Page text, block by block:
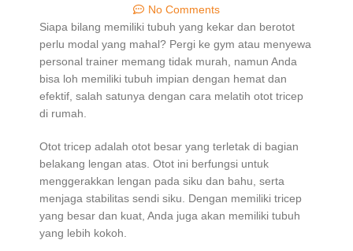
No Comments
Siapa bilang memiliki tubuh yang kekar dan berotot
perlu modal yang mahal? Pergi ke gym atau menyewa
personal trainer memang tidak murah, namun Anda
bisa loh memiliki tubuh impian dengan hemat dan
efektif, salah satunya dengan cara melatih otot tricep
di rumah.
Otot tricep adalah otot besar yang terletak di bagian
belakang lengan atas. Otot ini berfungsi untuk
menggerakkan lengan pada siku dan bahu, serta
menjaga stabilitas sendi siku. Dengan memiliki tricep
yang besar dan kuat, Anda juga akan memiliki tubuh
yang lebih kokoh.